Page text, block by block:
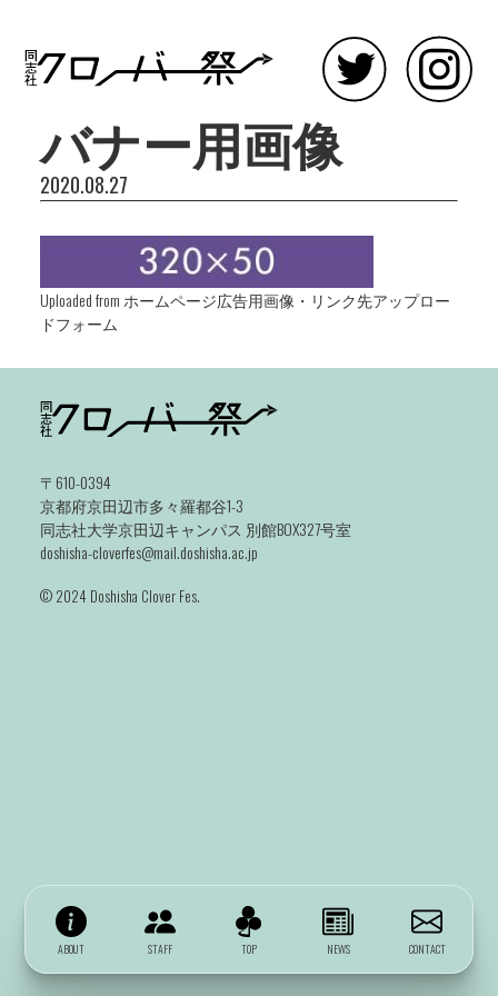
バナー用画像
2020.08.27
Uploaded from ホームページ広告用画像・リンク先アップロー
ドフォーム
ABOUT STAFF TOP NEWS CONTACT
〒610-0394
京都府京田辺市多々羅都谷1-3
同志社大学京田辺キャンパス 別館BOX327号室
doshisha-cloverfes@mail.doshisha.ac.jp
©️ 2024 Doshisha Clover Fes.